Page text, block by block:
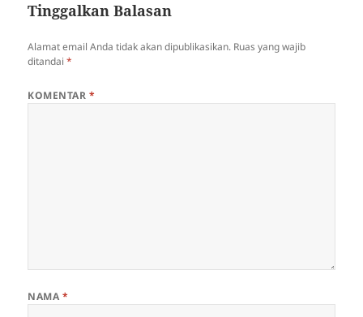
Tinggalkan Balasan
Alamat email Anda tidak akan dipublikasikan. Ruas yang wajib
ditandai*
KOMENTAR *
NAMA *